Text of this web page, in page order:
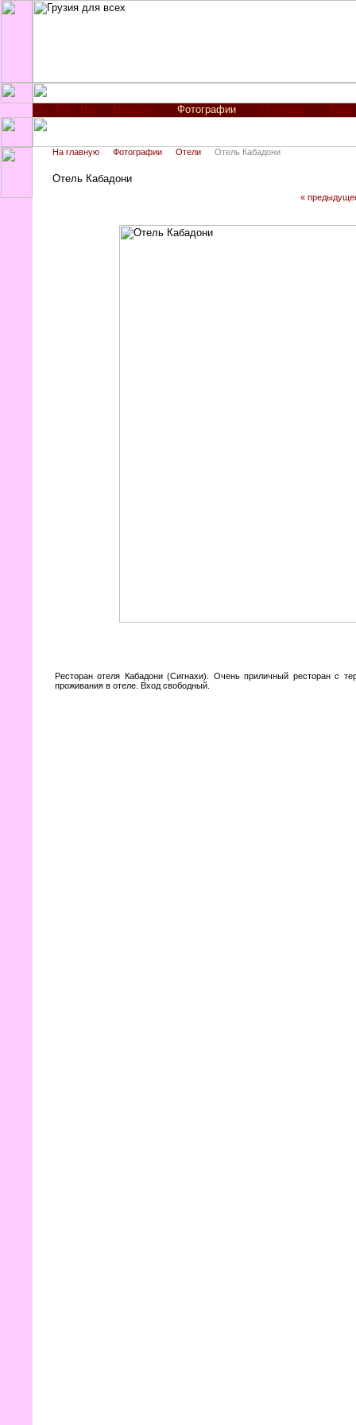
Новости Фотографии О Грузии Виза
На главную Фотографии Отели Отель Кабадони
Отель Кабадони
«
Ресторан отеля Кабадони (Сигнахи). Очень приличный ресторан с
проживания в отеле. Вход свободный.